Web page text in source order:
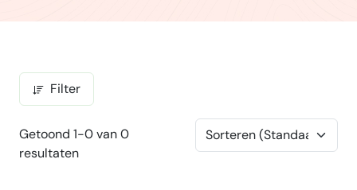
Filter
Getoond 1-0 van 0
resultaten